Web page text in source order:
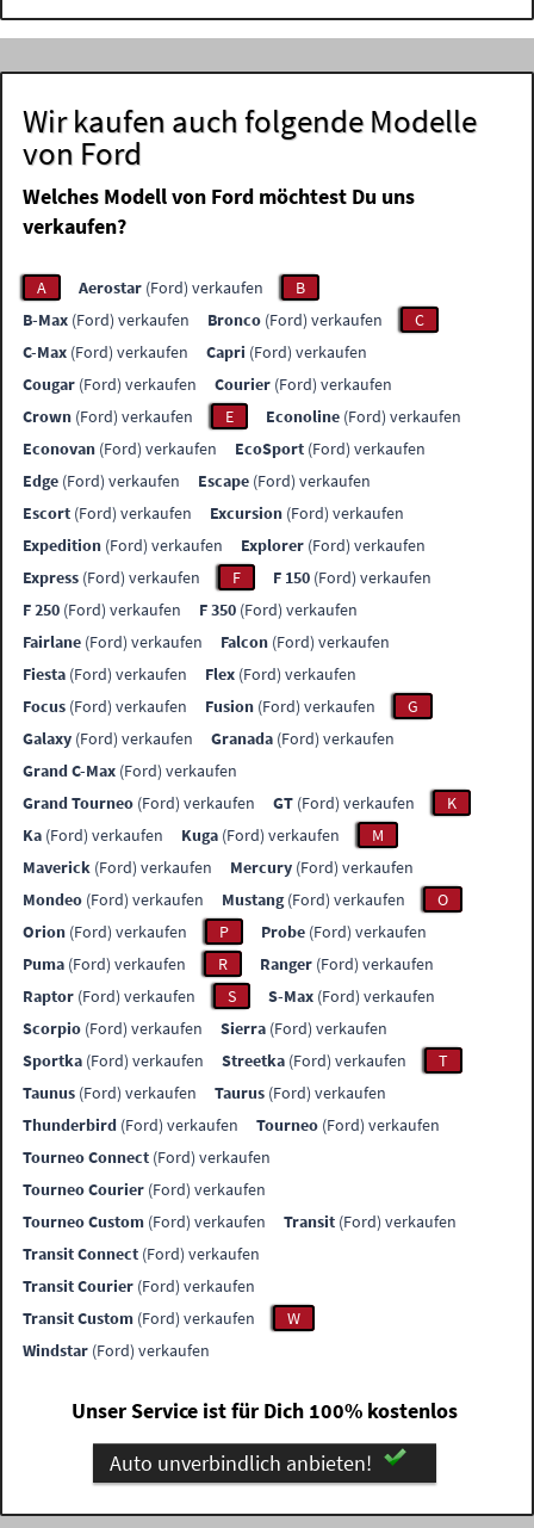
Wir kaufen auch folgende Modelle
von Ford
Welches Modell von Ford möchtest Du uns
verkaufen?
A Aerostar (Ford) verkaufen
B
B-Max (Ford) verkaufen Bronco (Ford) verkaufen
C
C-Max (Ford) verkaufen Capri (Ford) verkaufen
Cougar (Ford) verkaufen Courier (Ford) verkaufen
Crown (Ford) verkaufen E Econoline (Ford) verkaufen
Econovan (Ford) verkaufen EcoSport (Ford) verkaufen
Edge (Ford) verkaufen Escape (Ford) verkaufen
Escort (Ford) verkaufen Excursion (Ford) verkaufen
Expedition (Ford) verkaufen Explorer (Ford) verkaufen
Express (Ford) verkaufen F F 150 (Ford) verkaufen
F 250 (Ford) verkaufen F 350 (Ford) verkaufen
Fairlane (Ford) verkaufen Falcon (Ford) verkaufen
Fiesta (Ford) verkaufen Flex (Ford) verkaufen
Focus (Ford) verkaufen Fusion (Ford) verkaufen
G
Galaxy (Ford) verkaufen Granada (Ford) verkaufen
Grand C-Max (Ford) verkaufen
Grand Tourneo (Ford) verkaufen GT (Ford) verkaufen
K
Ka (Ford) verkaufen Kuga (Ford) verkaufen
M
Maverick (Ford) verkaufen Mercury (Ford) verkaufen
Mondeo (Ford) verkaufen Mustang(Ford) verkaufen
O
Orion (Ford) verkaufen P Probe (Ford) verkaufen
Puma (Ford) verkaufen R Ranger (Ford) verkaufen
Raptor (Ford) verkaufen S S-Max (Ford) verkaufen
Scorpio (Ford) verkaufen Sierra (Ford) verkaufen
Sportka (Ford) verkaufen Streetka (Ford) verkaufen
T
Taunus (Ford) verkaufen Taurus (Ford) verkaufen
Thunderbird (Ford) verkaufen Tourneo (Ford) verkaufen
Tourneo Connect (Ford) verkaufen
Tourneo Courier (Ford) verkaufen
Tourneo Custom (Ford) verkaufen Transit (Ford) verkaufen
Transit Connect (Ford) verkaufen
Transit Courier (Ford) verkaufen
Transit Custom (Ford) verkaufen
W
Windstar (Ford) verkaufen
Unser Service ist für Dich 100% kostenlos
Auto unverbindlich anbieten!